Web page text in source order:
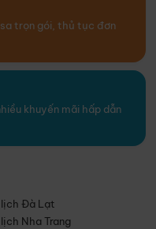
trọn gói, thủ tục đơn
khuyến mãi hấp dẫn
lịch Đà Lạt
lịch Nha Trang